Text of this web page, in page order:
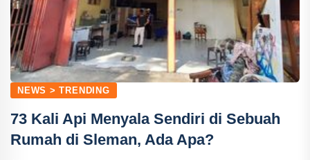
NEWS > TRENDING
73 Kali Api Menyala Sendiri di Sebuah
Rumah di Sleman, Ada Apa?